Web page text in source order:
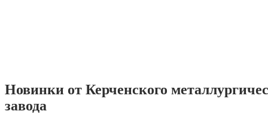
Новинки от Керченского
завода